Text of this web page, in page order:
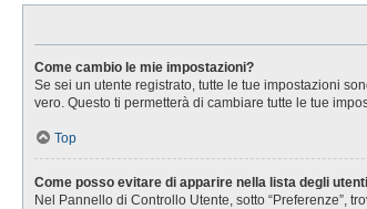
Come cambio le mie impostazioni?
Se sei un utente registrato, tutte le tue impostazioni
vero. Questo ti permetterà di cambiare tutte le tue
Top
Come posso evitare di apparire nella lista degli
Nel Pannello di Controllo Utente, sotto “Preferenze”,